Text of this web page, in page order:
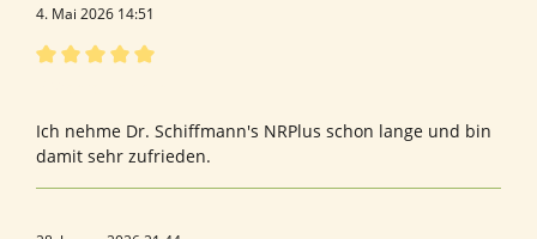
4. Mai 2026 14:51
Ich nehme Dr. Schiffmann's NRPlus schon lange und bin
damit sehr zufrieden.